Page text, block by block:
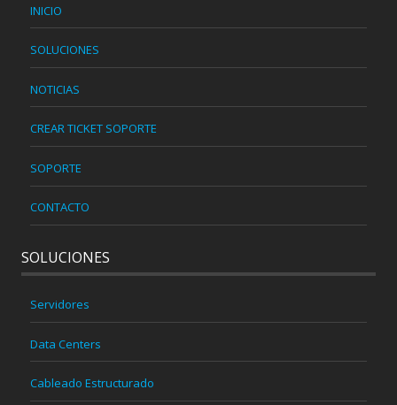
INICIO
SOLUCIONES
NOTICIAS
CREAR TICKET SOPORTE
SOPORTE
CONTACTO
SOLUCIONES
Servidores
Data Centers
Cableado Estructurado